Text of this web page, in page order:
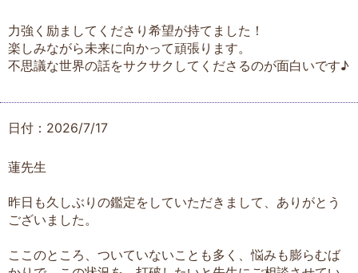
力強く励ましてくださり希望が持てました！
楽しみながら未来に向かって頑張ります。
不思議な世界の話をサクサクしてくださるのが面白いです♪
日付：2026/7/17
蓮先生
昨日も久しぶりの鑑定をしていただきまして、ありがとう
ございました。
ここのところ、ついていないことも多く、悩みも膨らむば